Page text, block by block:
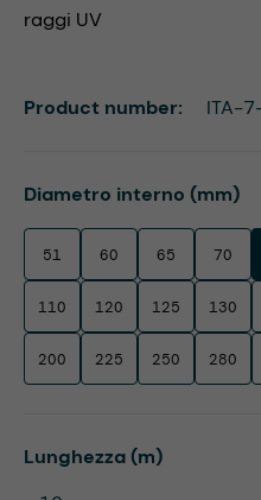
raggi UV
Select
Diametro interno (mm)
51 60 65 70
110 120 125 130
200 225 250 280
Select
Lunghezza (m)
Product number: ITA-